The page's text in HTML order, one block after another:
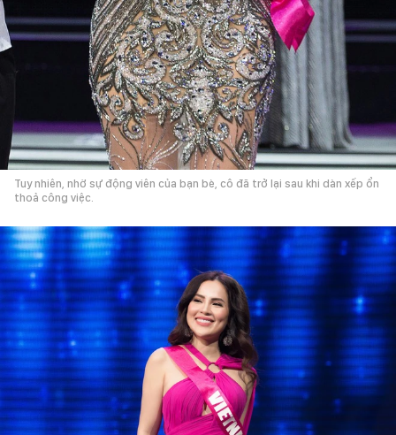
Tuy nhiên, nhờ sự động viên của bạn bè, cô đã trở lại sau khi dàn xếp ổn
thoả công việc.